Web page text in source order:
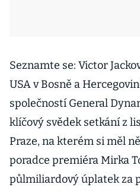
Seznamte se: Victor
USA v Bosně a
společností General
klíčový svědek setkání z
Praze, na kterém si měl
poradce premiéra Mirka
půlmiliardový úplatek za